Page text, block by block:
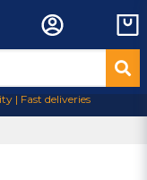
| Fast deliveries